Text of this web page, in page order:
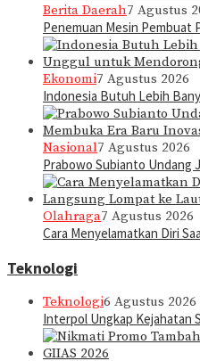
Berita Daerah7 Agustus
Penemuan Mesin Pembuat
Ekonomi7 Agustus 2026
Indonesia Butuh Lebih
Nasional7 Agustus 2026
Prabowo Subianto Undang
Olahraga7 Agustus 2026
Cara Menyelamatkan Diri
Teknologi
Teknologi6 Agustus 2026
Interpol Ungkap Kejahatan